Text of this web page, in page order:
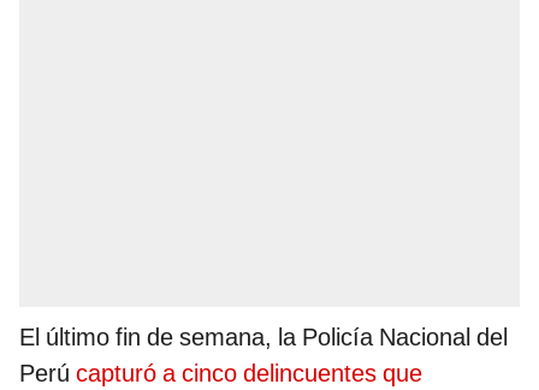
El último fin de semana, la Policía Nacional del
Perú capturó a cinco delincuentes que